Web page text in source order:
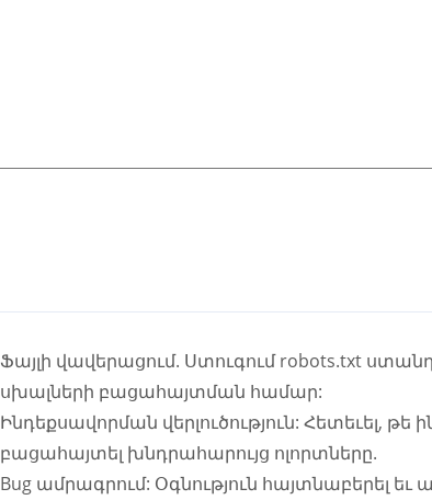
Ֆայլի վավերացում. Ստուգում robots.txt
սխալների բացահայտման համար:
Ինդեքսավորման վերլուծություն: Հետեւել,
բացահայտել խնդրահարույց ոլորտները.
Bug ամրագրում: Օգնություն հայտնաբերել